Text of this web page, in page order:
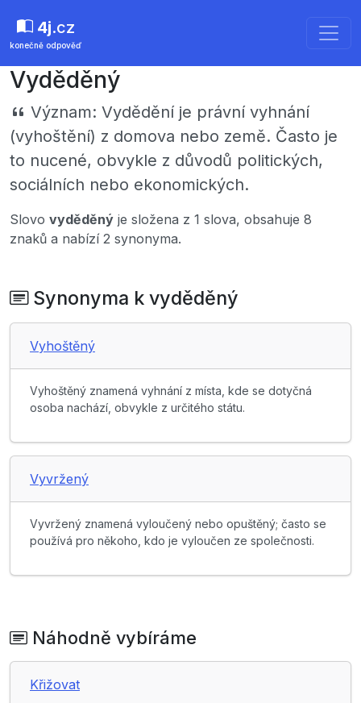
4j.cz
konečně odpověď
Vyděděný
Význam: Vydědění je právní vyhnání
(vyhoštění) z domova nebo země. Často je
to nucené, obvykle z důvodů politických,
sociálních nebo ekonomických.
Slovo vyděděný je složena z 1 slova, obsahuje 8
znaků a nabízí 2 synonyma.
Synonyma k vyděděný
Vyhoštěný
Vyhoštěný znamená vyhnání z místa, kde se dotyčná
osoba nachází, obvykle z určitého státu.
Vyvržený
Vyvržený znamená vyloučený nebo opuštěný; často se
používá pro někoho, kdo je vyloučen ze společnosti.
Náhodně vybíráme
Křižovat